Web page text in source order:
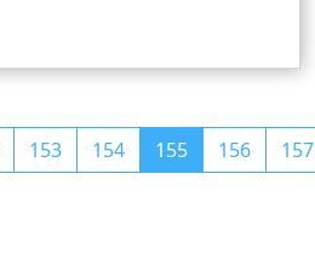
153 154 155 156 157